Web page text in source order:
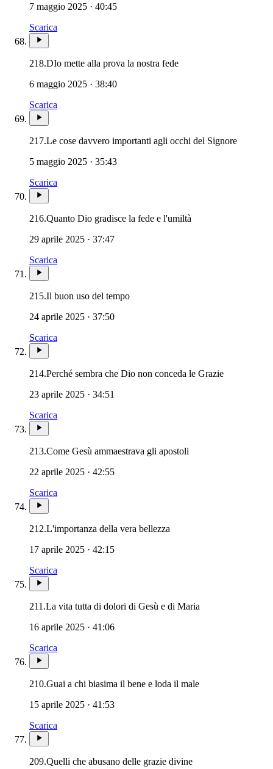
7 maggio 2025 · 40:45
Scarica
218.DIo mette alla prova la nostra fede
6 maggio 2025 · 38:40
Scarica
217.Le cose davvero importanti agli occhi del Signore
5 maggio 2025 · 35:43
Scarica
216.Quanto Dio gradisce la fede e l'umiltà
29 aprile 2025 · 37:47
Scarica
215.Il buon uso del tempo
24 aprile 2025 · 37:50
Scarica
214.Perché sembra che Dio non conceda le Grazie
23 aprile 2025 · 34:51
Scarica
213.Come Gesù ammaestrava gli apostoli
22 aprile 2025 · 42:55
Scarica
212.L'importanza della vera bellezza
17 aprile 2025 · 42:15
Scarica
211.La vita tutta di dolori di Gesù e di Maria
16 aprile 2025 · 41:06
Scarica
210.Guai a chi biasima il bene e loda il male
15 aprile 2025 · 41:53
Scarica
209.Quelli che abusano delle grazie divine